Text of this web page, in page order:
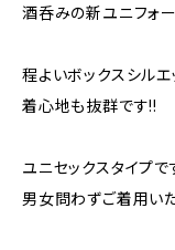
酒呑みの新ユニフォ
程よいボックスシルエ
着心地も抜群です!!
ユニセックスタイプで
男女問わずご着用い